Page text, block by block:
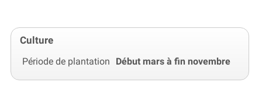
Culture
Période de plantation Début mars à fin novembre